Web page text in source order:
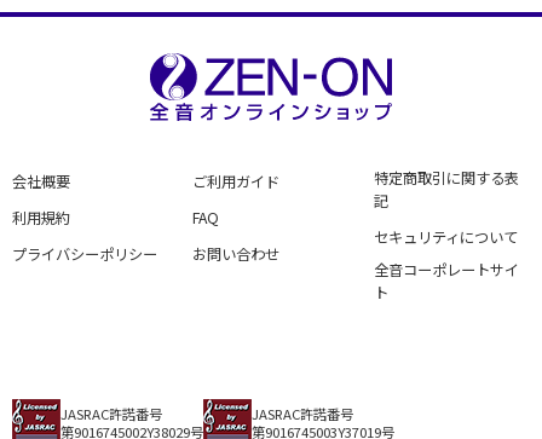
会社概要
利用規約
プライバシーポリシー
ご利用ガイド
FAQ
お問い合わせ
特定商取引に関する表
記
セキュリティについて
全音コーポレートサイ
ト
JASRAC許諾番号
第9016745002Y38029号
JASRAC許諾番号
第9016745003Y37019号